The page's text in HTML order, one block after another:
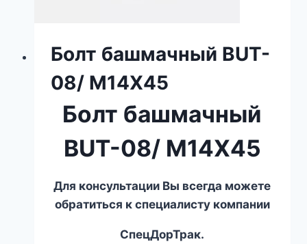
Болт башмачный BUT-
08/ M14X45
Болт башмачный
BUT-08/ M14X45
Для консультации Вы всегда можете
обратиться к специалисту компании
СпецДорТрак.